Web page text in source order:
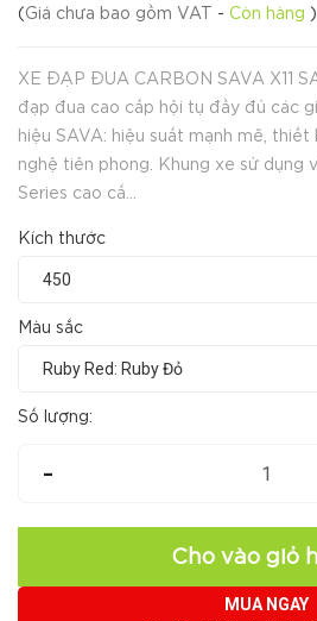
( Giá chưa bao gồm VAT - Còn hàng )
XE ĐẠP ĐUA CARBON SAVA X11
đạp đua cao cấp hội tụ đầy đủ các
hiệu SAVA: hiệu suất mạnh mẽ,
nghệ tiên phong. Khung xe sử dụng
Series cao cấ...
Kích thước
Màu sắc
Số lượng:
-
Cho vào giỏ
MUA NGAY